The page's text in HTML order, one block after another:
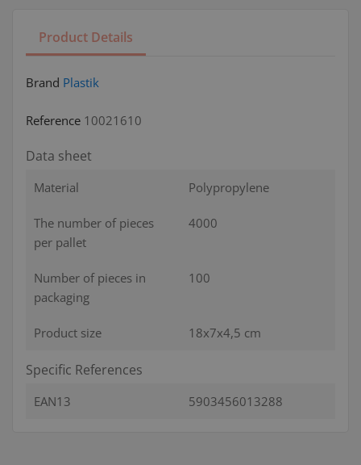
Product Details
Brand Plastik
Reference 10021610
Data sheet
Material Polypropylene
The number of pieces
per pallet
4000
Number of pieces in
packaging
100
Product size 18x7x4,5 cm
Specific References
EAN13 5903456013288